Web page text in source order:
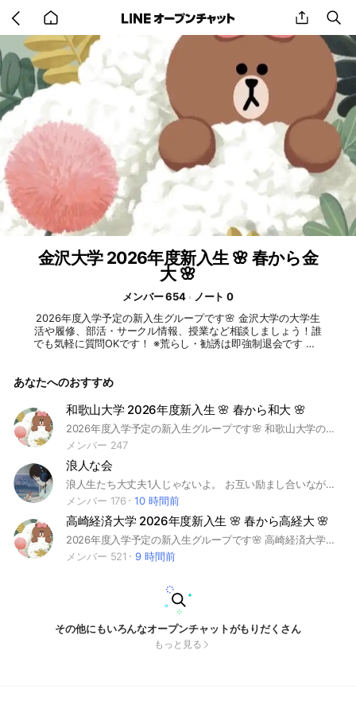
back
to
home
share
金沢大学 2026年度新入生 🌸 春から金
大 🌸
メンバー 654
ノート 0
2026年度入学予定の新入生グループです🌸 金沢大学の大学生
活や履修、部活・サークル情報、授業など相談しましょう！誰
でも気軽に質問OKです！ ※荒らし・勧誘は即強制退会です #春
あなたへのおすすめ
和歌山大学 2026年度新入生 🌸 春から和大 🌸
2026年度入学予定の新入生グループです🌸 和歌山大学の大学生活や履修、部活・サークル情報、授業など相談しましょう！誰でも気軽に質問OKです！ ※荒らし・勧誘は即強制退会です #春から和大 #和歌山大学 #2026年度 #新入生 #合格 #履修 #教育学部 #経済学部 #システム工学部 #観光学部 #社会インフォマティクス学環
メンバー 247
浪人な会
浪人生たち大丈夫1人じゃないよ。 お互い励まし合いながらわからない問題などは出し合ったりなど本番に向けて頑張りましょう👊 浪人生なら誰でも大歓迎です^ ^ 絶対見下した奴らを見返してやろ🫵 #浪人生#浪人#逆転合格#限界受験生#
メンバー 176
10 時間前
高崎経済大学 2026年度新入生 🌸 春から高経大 🌸
2026年度入学予定の新入生グループです🌸 高崎経済大学の大学生活や履修、部活・サークル情報、授業など相談しましょう！誰でも気軽に質問OKです！ ※荒らし・勧誘は即強制退会です #春から高経大 #高崎経済大学 #2026年度 #新入生 #合格 #履修 #経済学部 #地域政策学部
メンバー 521
9 時間前
その他にもいろんなオープンチャットがもりだくさん
もっと見る